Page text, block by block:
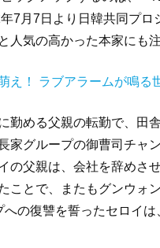
7月7日より日韓共同プ
人気の高かった本家にも
え！ ラブアラームが鳴る
勤める父親の転勤で、田
家グループの御曹司チャ
の父親は、会社を辞めさ
ことで、またもグンウォ
の復讐を誓ったセロイ